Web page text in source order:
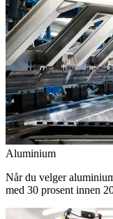
Aluminium
Når du velger
med 30 prosent innen